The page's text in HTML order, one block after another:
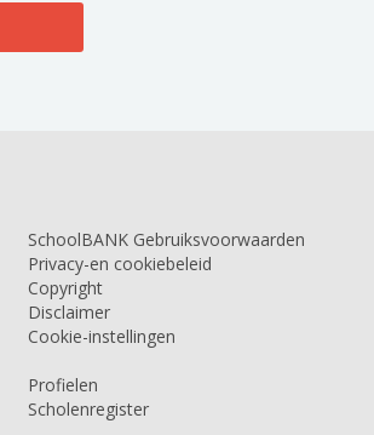
SchoolBANK Gebruiksvoorwaarden
Privacy-en cookiebeleid
Copyright
Disclaimer
Cookie-instellingen
Profielen
Scholenregister